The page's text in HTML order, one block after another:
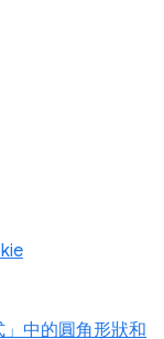
中的圓角形狀和